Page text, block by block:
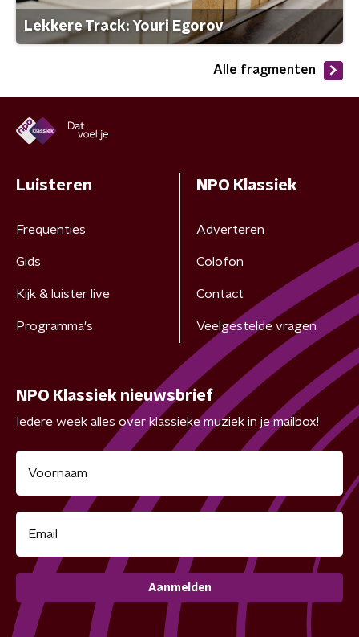
Lekkere Track: Youri Egorov
Alle fragmenten
Luisteren
Frequenties
Gids
Kijk & luister live
Programma's
NPO Klassiek
Adverteren
Colofon
Contact
Veelgestelde vragen
NPO Klassiek nieuwsbrief
Iedere week alles over klassieke muziek in je mailbox!
Aanmelden